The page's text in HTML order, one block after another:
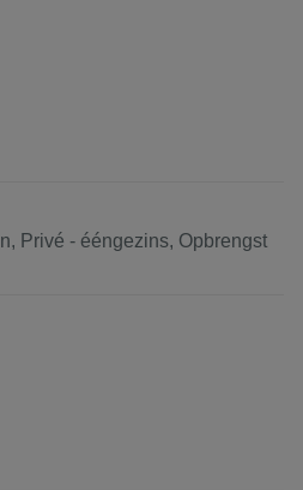
Privé - ééngezins, Opbrengst